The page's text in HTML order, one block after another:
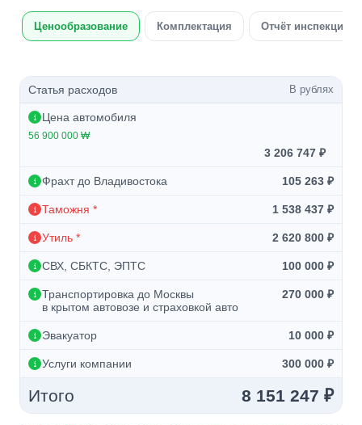
Ценообразование Комплектация Отчёт инспекции
Статья расходов В рублях
Цена автомобиля
56 900 000 ₩
3 206 747 ₽
Фрахт до Владивостока 105 263 ₽
Таможня * 1 538 437 ₽
Утиль * 2 620 800 ₽
СВХ, СБКТС, ЭПТС 100 000 ₽
Транспортировка до Москвы
в крытом автовозе и страховкой авто
270 000 ₽
Эвакуатор 10 000 ₽
Услуги компании 300 000 ₽
Итого 8 151 247 ₽